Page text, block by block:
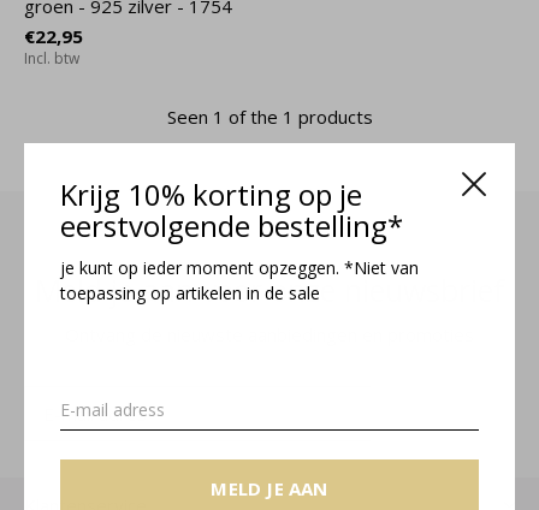
Krijg 10% korting op je
eerstvolgende bestelling*
je kunt op ieder moment opzeggen. *Niet van
toepassing op artikelen in de sale
MELD JE AAN
groen - 925 zilver - 1754
€22,95
Incl. btw
Seen 1 of the 1 products
Meld je aan voor onze nieuwsbrief